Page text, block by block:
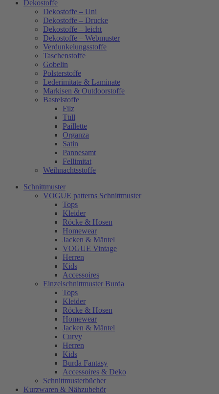
Dekostoffe
Dekostoffe – Uni
Dekostoffe – Drucke
Dekostoffe – leicht
Dekostoffe – Webmuster
Verdunkelungsstoffe
Taschenstoffe
Gobelin
Polsterstoffe
Lederimitate & Laminate
Markisen & Outdoorstoffe
Bastelstoffe
Filz
Tüll
Paillette
Organza
Satin
Pannesamt
Fellimitat
Weihnachtsstoffe
Schnittmuster
VOGUE patterns Schnittmuster
Tops
Kleider
Röcke & Hosen
Homewear
Jacken & Mäntel
VOGUE Vintage
Herren
Kids
Accessoires
Einzelschnittmuster Burda
Tops
Kleider
Röcke & Hosen
Homewear
Jacken & Mäntel
Curvy
Herren
Kids
Burda Fantasy
Accessoires & Deko
Schnittmusterbücher
Kurzwaren & Nähzubehör